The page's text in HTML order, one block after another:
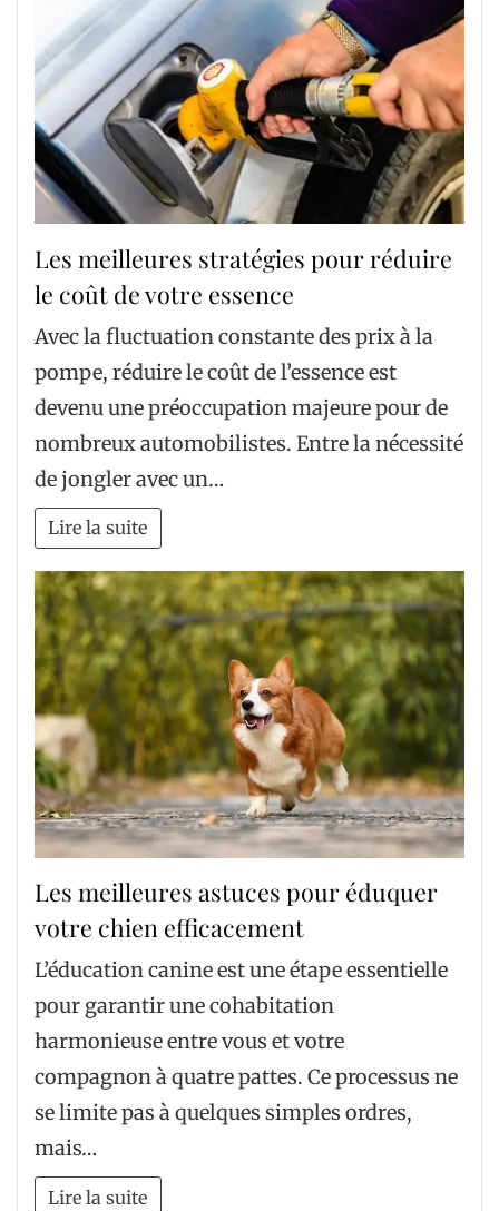
Les meilleures stratégies pour réduire
le coût de votre essence
Avec la fluctuation constante des prix à la
pompe, réduire le coût de l’essence est
devenu une préoccupation majeure pour de
nombreux automobilistes. Entre la nécessité
de jongler avec un…
Lire la suite
Les meilleures astuces pour éduquer
votre chien efficacement
L’éducation canine est une étape essentielle
pour garantir une cohabitation
harmonieuse entre vous et votre
compagnon à quatre pattes. Ce processus ne
se limite pas à quelques simples ordres,
mais…
Lire la suite